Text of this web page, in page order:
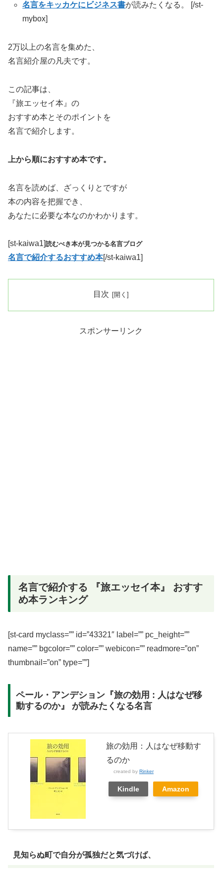
名言をキッカケにビジネス書が読みたくなる。 [/st-
mybox]
2万以上の名言を集めた、
名言紹介屋の凡夫です。
この記事は、
『旅エッセイ本』の
おすすめ本とそのポイントを
名言で紹介します。
上から順におすすめ本です。
名言を読めば、ざっくりとですが
本の内容を把握でき、
あなたに必要な本なのかわかります。
[st-kaiwa1]読むべき本が見つかる名言ブログ
名言で紹介するおすすめ本[/st-kaiwa1]
目次
スポンサーリンク
名言で紹介する 『旅エッセイ本』 おすす
め本ランキング
[st-card myclass=”” id=”43321″ label=”” pc_height=””
name=”” bgcolor=”” color=”” webicon=”” readmore=”on”
thumbnail=”on” type=””]
ペール・アンデション『旅の効用 : 人はなぜ移
動するのか』 が読みたくなる名言
旅の効用：人はなぜ移動す
るのか
created by Rinker
Kindle Amazon
見知らぬ町で自分が孤独だと気づけば、